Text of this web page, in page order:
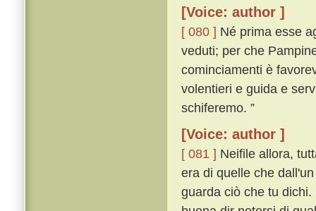
[Voice: author ]
[ 080 ] Né prima esse
veduti; per che
cominciamenti è
volentieri e guida e
schiferemo. ”
[Voice: author ]
[ 081 ] Neifile allora,
era di quelle che
guarda ciò che tu